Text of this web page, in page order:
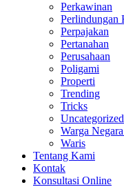
Perkawinan
Perlindungan
Perpajakan
Pertanahan
Perusahaan
Poligami
Properti
Trending
Tricks
Uncategorized
Warga
Waris
Tentang Kami
Kontak
Konsultasi Online